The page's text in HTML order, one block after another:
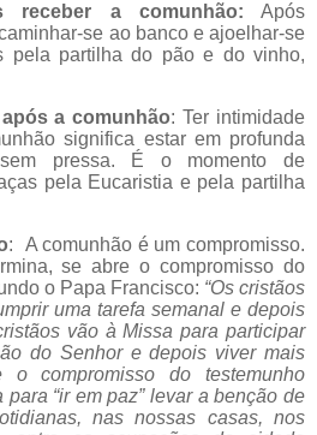
receber a comunhão: Após
se ao banco e ajoelhar-se
pela partilha do pão e do vinho,
a comunhão: Ter intimidade
significa estar em profunda
pressa. É o momento de
pela Eucaristia e pela partilha
:
A comunhão é um compromisso.
se abre o compromisso do
o Papa Francisco: “Os cristãos
uma tarefa semanal e depois
vão à Missa para participar
do Senhor e depois viver mais
o compromisso do testemunho
“ir em paz” levar a benção de
nas nossas casas, nos